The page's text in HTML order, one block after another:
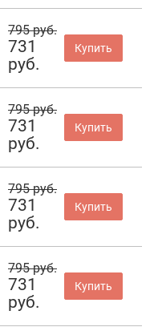
795 руб.
731
руб.
Купить
795 руб.
731
руб.
Купить
795 руб.
731
руб.
Купить
795 руб.
731
руб.
Купить